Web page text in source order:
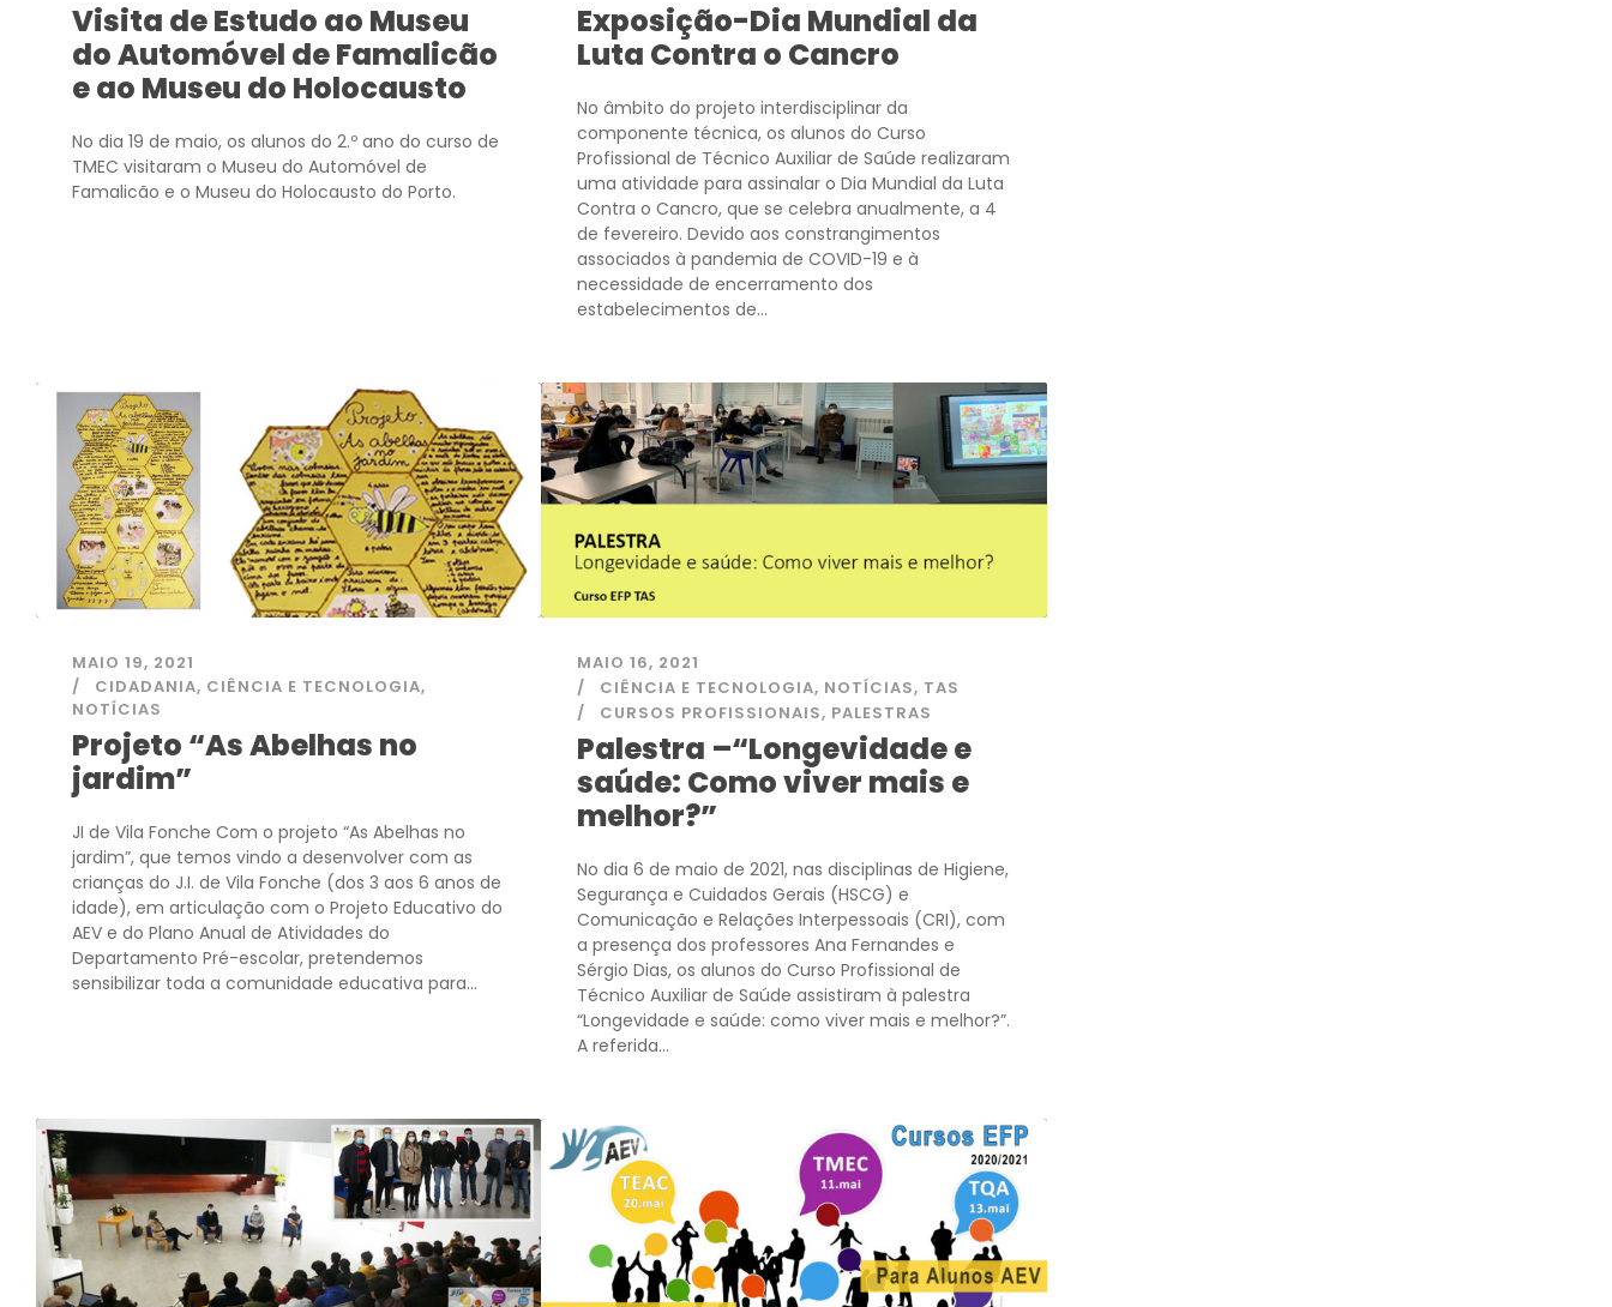
Visita de Estudo ao Museu
do Automóvel de Famalicão
e ao Museu do Holocausto
No dia 19 de maio, os alunos do 2.º ano do curso de
TMEC visitaram o Museu do Automóvel de
Famalicão e o Museu do Holocausto do Porto.
Exposição-Dia Mundial da
Luta Contra o Cancro
No âmbito do projeto interdisciplinar da
componente técnica, os alunos do Curso
Profissional de Técnico Auxiliar de Saúde realizaram
uma atividade para assinalar o Dia Mundial da Luta
Contra o Cancro, que se celebra anualmente, a 4
de fevereiro. Devido aos constrangimentos
associados à pandemia de COVID-19 e à
necessidade de encerramento dos
estabelecimentos de...
MAIO 19, 2021
CIDADANIA, CIÊNCIA E TECNOLOGIA,
NOTÍCIAS
Projeto “As Abelhas no
jardim”
JI de Vila Fonche Com o projeto “As Abelhas no
jardim”, que temos vindo a desenvolver com as
crianças do J.I. de Vila Fonche (dos 3 aos 6 anos de
idade), em articulação com o Projeto Educativo do
AEV e do Plano Anual de Atividades do
Departamento Pré-escolar, pretendemos
sensibilizar toda a comunidade educativa para...
MAIO 16, 2021
CIÊNCIA E TECNOLOGIA, NOTÍCIAS, TAS
CURSOS PROFISSIONAIS, PALESTRAS
Palestra –“Longevidade e
saúde: Como viver mais e
melhor?”
No dia 6 de maio de 2021, nas disciplinas de Higiene,
Segurança e Cuidados Gerais (HSCG) e
Comunicação e Relações Interpessoais (CRI), com
a presença dos professores Ana Fernandes e
Sérgio Dias, os alunos do Curso Profissional de
Técnico Auxiliar de Saúde assistiram à palestra
“Longevidade e saúde: como viver mais e melhor?”.
A referida...